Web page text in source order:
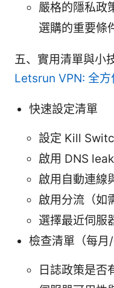
嚴格的隱私政
選購的重要條
五、實用清單與小
Letsrun VPN: 全
快速設定清單
設定 Kill
啟用 DNS
啟用自動連線
啟用分流（如
選擇最近伺服
檢查清單（每月
日誌政策是否